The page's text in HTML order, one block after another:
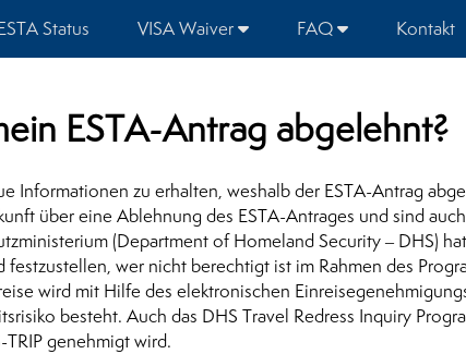
Status VISA Waiver FAQ Kontakt
ESTA-Antrag abgelehnt?
Informationen zu erhalten, weshalb der ESTA-Antrag
über eine Ablehnung des ESTA-Antrages und sind
(Department of Homeland Security – DHS)
wer nicht berechtigt ist im Rahmen des
wird mit Hilfe des elektronischen
besteht. Auch das DHS Travel Redress Inquiry
genehmigt wird.